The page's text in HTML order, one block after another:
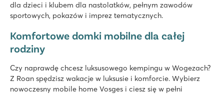
dla dzieci i klubem dla nastolatków, pełnym zawodów
sportowych, pokazów i imprez tematycznych.
Komfortowe domki mobilne dla całej
rodziny
Czy naprawdę chcesz luksusowego kempingu w Wogezach?
Z Roan spędzisz wakacje w luksusie i komforcie. Wybierz
nowoczesny mobile home Vosges i ciesz się w pełni